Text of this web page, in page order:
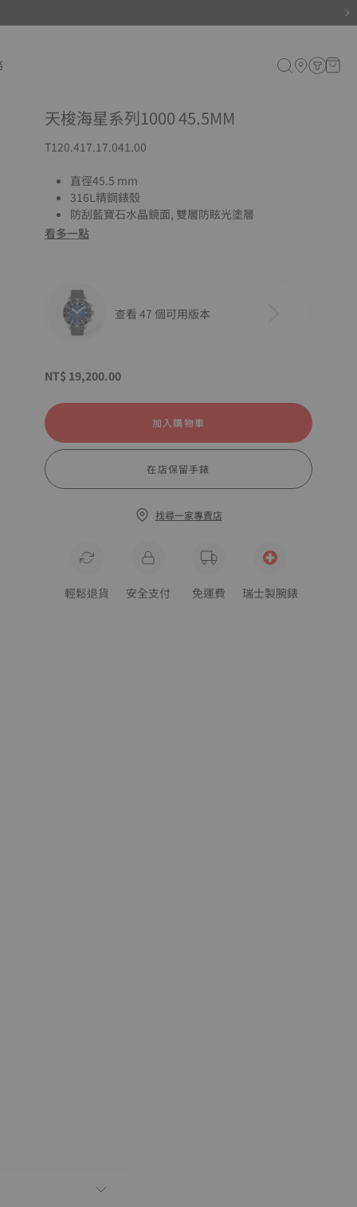
天梭海星系列1000 45.5MM
T120.417.17.041.00
直徑45.5 mm
316L精鋼錶殼
防刮藍寶石水晶鏡面, 雙層防眩光塗層
看多一點
查看 47 個可用版本
NT$ 19,200.00
加入購物車
在店保留手錶
找尋一家專賣店
輕鬆退貨 安全支付 免運費 瑞士製腕錶